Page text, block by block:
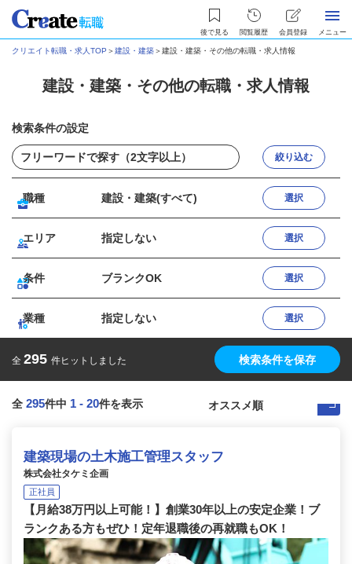
後で見る 閲覧履歴 会員登録 メニュー
クリエイト転職・求人TOP ＞建設・建築＞建設・建築・その他の転職・求人情報
建設・建築・その他の転職・求人情報
検索条件の設定
絞り込む
職種 建設・建築(すべて) 選択
エリア 指定しない 選択
条件 ブランクOK 選択
業種 指定しない 選択
全 295 件ヒットしました 検索条件を保存
全 295件中 1 - 20件を表示
建築現場の土木施工管理スタッフ
株式会社タケミ企画
正社員
【月給38万円以上可能！】創業30年以上の安定企業！ブ
ランクある方もぜひ！定年退職後の再就職もOK！